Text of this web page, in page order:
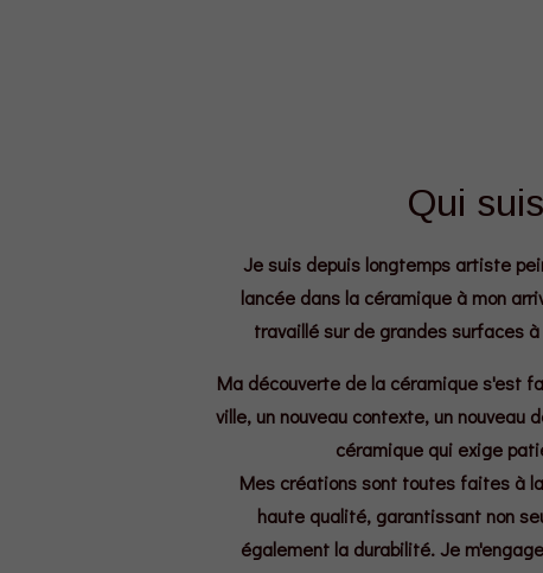
Qui
Je suis depuis longtemps artiste
lancée dans la céramique à mon
travaillé sur de grandes surfaces
Ma découverte de la céramique s'est
ville, un nouveau contexte, un nouveau
céramique qui exige
Mes créations sont toutes faites à
haute qualité, garantissant non
également la durabilité. Je